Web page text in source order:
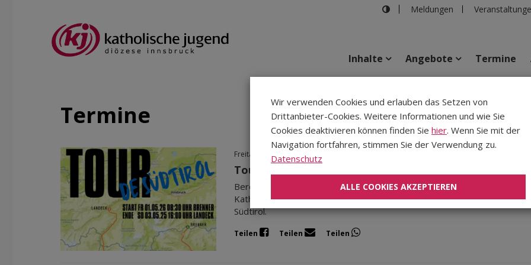
Meldungen
Inhalte Angebote Termine
Termine
Freitag, 01.05.2026 | Katholische Jugend
Tour de Südtirol
Bereits zum wiederholten Mal lädt die Dekanatsjugend Innsbruck (in
Katholischen Jungschar) zu einer Radtour ein. In diesem Jahr geht es
Südtirol.
Teilen Teilen Teilen
Wir verwenden Cookies und erlauben das Setzen von
Drittanbieter-Cookies. Weitere Informationen und wie Sie
Cookies deaktivieren können finden Sie hier. Wenn Sie mit der
Navigation fortfahren, stimmen Sie der Verwendung zu.
Datenschutz
ALLE COOKIES AKZEPTIEREN